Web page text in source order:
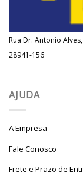
Rua Dr. Antonio
28941-156
AJUDA
A Empresa
Fale Conosco
Frete e Prazo de